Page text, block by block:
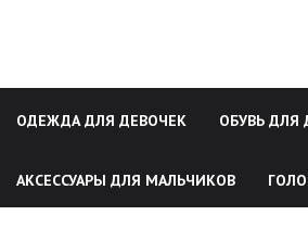
ОДЕЖДА ДЛЯ ДЕВОЧЕК ОБУВЬ ДЛЯ
АКСЕССУАРЫ ДЛЯ МАЛЬЧИКОВ